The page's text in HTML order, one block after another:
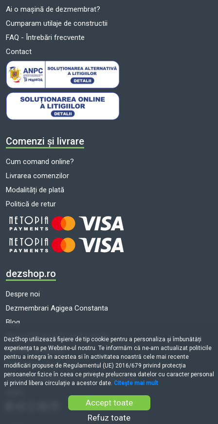
Ai o mașină de dezmembrat?
Cumparam utilaje de constructii
FAQ - Întrebări frecvente
Contact
Comenzi și livrare
Cum comand online?
Livrarea comenzilor
Modalități de plată
Politică de retur
dezshop.ro
Despre noi
Dezmembrari Agigea Constanta
Blog
Dezmembrari auto toate marcile
Termeni și condiții
Politică de cookie-uri
Prelucrarea datelor cu caracter personal
DezShop utilizează fişiere de tip cookie pentru a personaliza și îmbunătăți
experiența ta pe Website-ul nostru. Te informăm că ne-am actualizat politicile
pentru a integra în acestea si în activitatea noastră cele mai recente
modificări propuse de Regulamentul (UE) 2016/679 privind protecția
persoanelor fizice în ceea ce privește prelucrarea datelor cu caracter personal
și privind libera circulație a acestor date. Citește mai mult
Accept toate
Refuz toate